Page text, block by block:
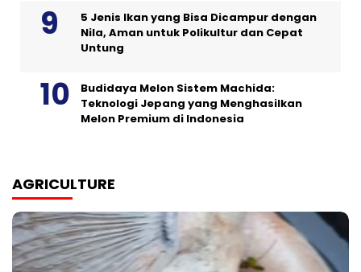
5 Jenis Ikan yang Bisa Dicampur dengan
Nila, Aman untuk Polikultur dan Cepat
Untung
Budidaya Melon Sistem Machida:
Teknologi Jepang yang Menghasilkan
Melon Premium di Indonesia
AGRICULTURE